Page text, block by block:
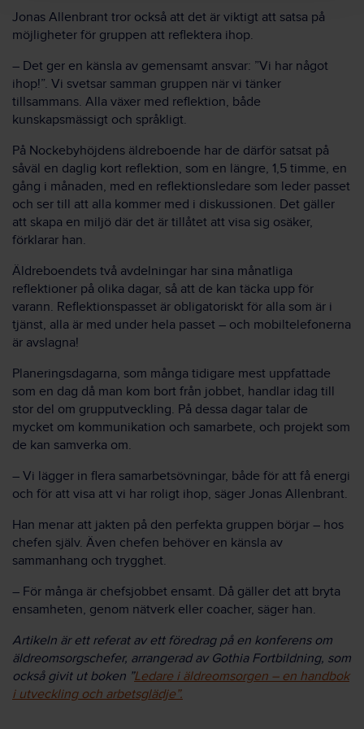
Jonas Allenbrant tror också att det är viktigt att satsa på
möjligheter för gruppen att reflektera ihop.
– Det ger en känsla av gemensamt ansvar: ”Vi har något
ihop!”. Vi svetsar samman gruppen när vi tänker
tillsammans. Alla växer med reflektion, både
kunskapsmässigt och språkligt.
På Nockebyhöjdens äldreboende har de därför satsat på
såväl en daglig kort reflektion, som en längre, 1,5 timme, en
gång i månaden, med en reflektionsledare som leder passet
och ser till att alla kommer med i diskussionen. Det gäller
att skapa en miljö där det är tillåtet att visa sig osäker,
förklarar han.
Äldreboendets två avdelningar har sina månatliga
reflektioner på olika dagar, så att de kan täcka upp för
varann. Reflektionspasset är obligatoriskt för alla som är i
tjänst, alla är med under hela passet – och mobiltelefonerna
är avslagna!
Planeringsdagarna, som många tidigare mest uppfattade
som en dag då man kom bort från jobbet, handlar idag till
stor del om grupputveckling. På dessa dagar talar de
mycket om kommunikation och samarbete, och projekt som
de kan samverka om.
– Vi lägger in flera samarbetsövningar, både för att få energi
och för att visa att vi har roligt ihop, säger Jonas Allenbrant.
Han menar att jakten på den perfekta gruppen börjar – hos
chefen själv. Även chefen behöver en känsla av
sammanhang och trygghet.
– För många är chefsjobbet ensamt. Då gäller det att bryta
ensamheten, genom nätverk eller coacher, säger han.
Artikeln är ett referat av ett föredrag på en konferens om
äldreomsorgschefer, arrangerad av Gothia Fortbildning, som
också givit ut boken ”Ledare i äldreomsorgen – en handbok
i utveckling och arbetsglädje”.